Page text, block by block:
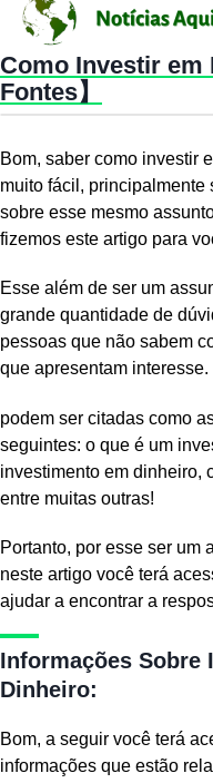
Como Investir em
Fontes】
Bom, saber como investir
muito fácil, principalmente
sobre esse mesmo
fizemos este artigo para
Esse além de ser um
grande quantidade de
pessoas que não sabem
que apresentam interesse.
podem ser citadas como
seguintes: o que é um
investimento em dinheiro,
entre muitas outras!
Portanto, por esse ser um
neste artigo você terá
ajudar a encontrar a
Informações Sobre
Dinheiro:
Bom, a seguir você terá
informações que estão